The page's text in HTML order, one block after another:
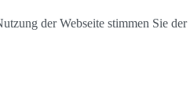
der Webseite stimmen Sie